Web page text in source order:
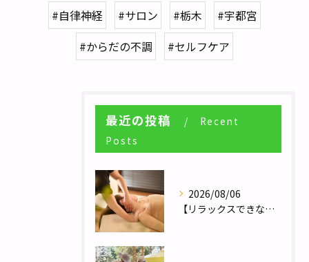
#自律神経 #サロン #栃木
#宇都宮
#からだの不調
#セルフケア
最近の投稿
Recent
Posts
2026/08/06
【リラックスできない人へ】体が休まらない本当の理由とは？／自律神経調整サロンHararie〜はらりえ〜